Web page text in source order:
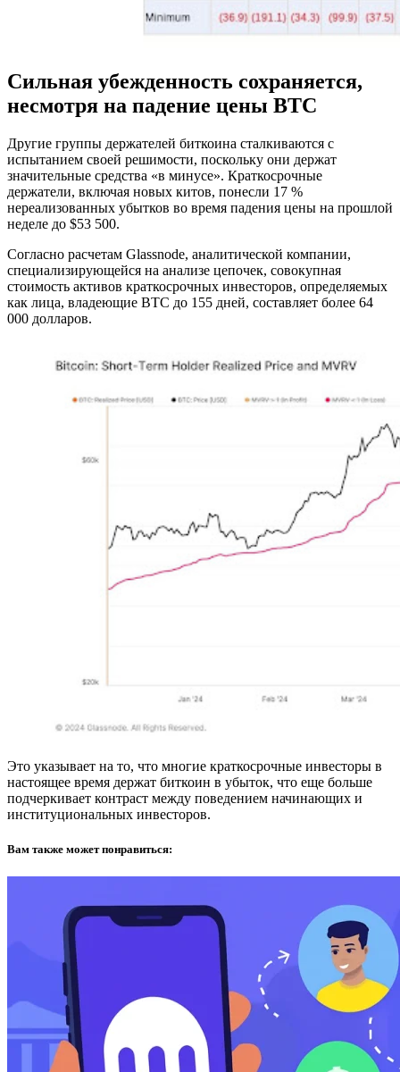
Сильная убежденность сохраняется,
несмотря на падение цены BTC
Другие группы держателей биткоина сталкиваются с
испытанием своей решимости, поскольку они держат
значительные средства «в минусе». Краткосрочные
держатели, включая новых китов, понесли 17 %
нереализованных убытков во время падения цены на прошлой
неделе до $53 500.
Согласно расчетам Glassnode, аналитической компании,
специализирующейся на анализе цепочек, совокупная
стоимость активов краткосрочных инвесторов, определяемых
как лица, владеющие BTC до 155 дней, составляет более 64
000 долларов.
Это указывает на то, что многие краткосрочные инвесторы в
настоящее время держат биткоин в убыток, что еще больше
подчеркивает контраст между поведением начинающих и
институциональных инвесторов.
Вам также может понравиться: